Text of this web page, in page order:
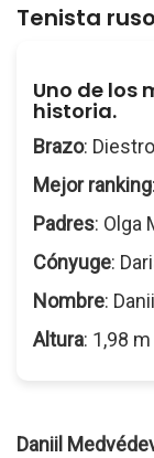
Tenista ruso
Uno de los
historia.
Brazo:
Mejor ranking
Padres: Olga
Cónyuge:
Nombre:
Altura: 1,98 m
Daniil